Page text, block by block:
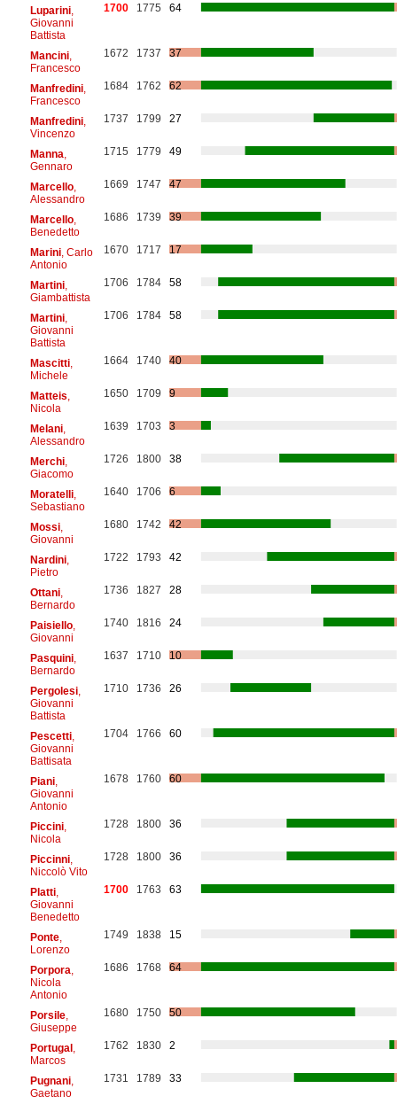
Luparini,
Giovanni
Battista
1700 1775 64
Mancini,
Francesco
1672 1737 37
Manfredini,
Francesco
1684 1762 62
Manfredini,
Vincenzo
1737 1799 27
Manna
Gennaro
1715 1779 49
Marcello,
Alessandro
1669 1747 47
Marcello,
Benedetto
1686 1739 39
Marini, Carlo
Antonio
1670 1717 17
Martini,
Giambattista
1706 1784 58
Martini,
Giovanni
Battista
1706 1784 58
Mascitti,
Michele
1664 1740 40
Matteis
Nicola
1650 1709 9
Melani,
Alessandro
1639 1703 3
Merchi,
Giacomo
1726 1800 38
Moratelli,
Sebastiano
1640 1706 6
Mossi,
Giovanni
1680 1742 42
Nardini,
Pietro
1722 1793 42
Ottani,
Bernardo
1736 1827 28
Paisiello,
Giovanni
1740 1816 24
Pasquini,
Bernardo
1637 1710 10
Pergolesi,
Giovanni
Battista
1710 1736 26
Pescetti,
Giovanni
Battisata
1704 1766 60
Piani,
Giovanni
Antonio
1678 1760 60
Piccini,
Nicola
1728 1800 36
Piccinni,
Niccolò Vito
1728 1800 36
Platti,
Giovanni
Benedetto
1700 1763 63
Ponte,
Lorenzo
1749 1838 15
Porpora
Nicola
Antonio
1686 1768 64
Porsile,
Giuseppe
1680 1750 50
Portugal,
Marcos
1762 1830 2
Pugnani,
Gaetano
1731 1789 33